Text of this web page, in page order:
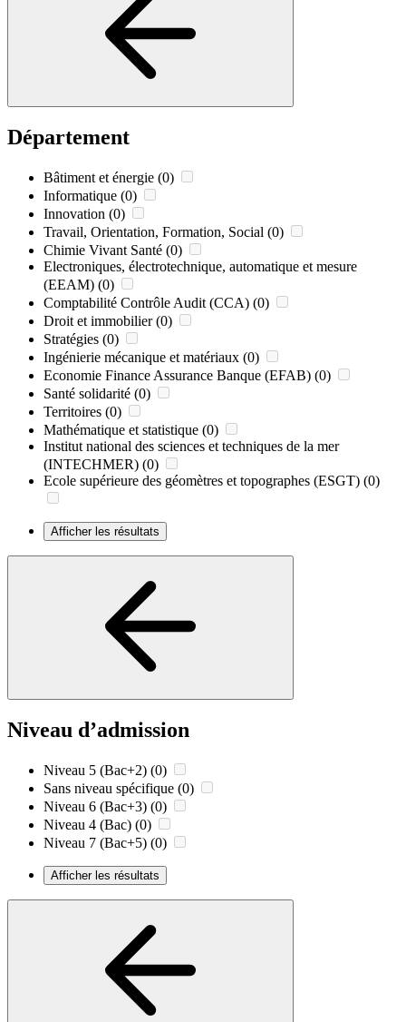
Département
Bâtiment et énergie (0)
Informatique (0)
Innovation (0)
Travail, Orientation, Formation, Social (0)
Chimie Vivant Santé (0)
Electroniques, électrotechnique, automatique et mesure
(EEAM) (0)
Comptabilité Contrôle Audit (CCA) (0)
Droit et immobilier (0)
Stratégies (0)
Ingénierie mécanique et matériaux (0)
Economie Finance Assurance Banque (EFAB) (0)
Santé solidarité (0)
Territoires (0)
Mathématique et statistique (0)
Institut national des sciences et techniques de la mer
(INTECHMER) (0)
Ecole supérieure des géomètres et topographes (ESGT) (0)
Afficher les résultats
Niveau d’admission
Niveau 5 (Bac+2) (0)
Sans niveau spécifique (0)
Niveau 6 (Bac+3) (0)
Niveau 4 (Bac) (0)
Niveau 7 (Bac+5) (0)
Afficher les résultats